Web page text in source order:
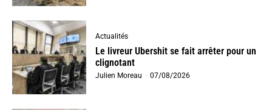
Actualités
Le livreur Ubershit se fait arrêter pour un
clignotant
Julien Moreau - 07/08/2026